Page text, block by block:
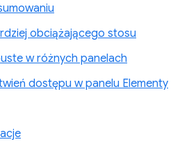
obciążającego stosu
w różnych panelach
dostępu w panelu Elementy